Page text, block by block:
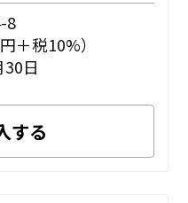
8
＋税10%）
日
する